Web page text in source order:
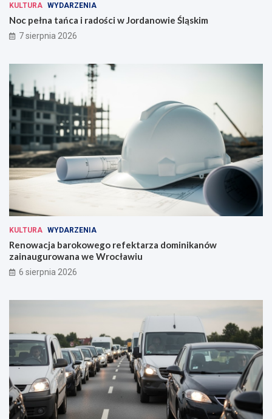
KULTURA WYDARZENIA
Noc pełna tańca i radości w Jordanowie Śląskim
7 sierpnia 2026
KULTURA WYDARZENIA
Renowacja barokowego refektarza dominikanów
zainaugurowana we Wrocławiu
6 sierpnia 2026